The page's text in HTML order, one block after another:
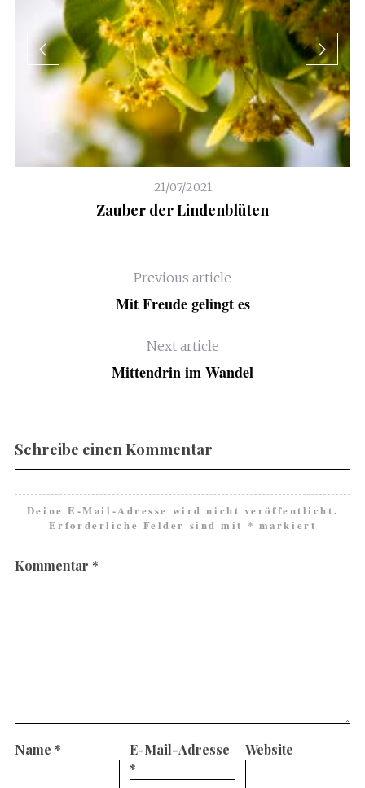
21/07/2021
Zauber der Lindenblüten
Previous article
Mit Freude gelingt es
Next article
Mittendrin im Wandel
Schreibe einen Kommentar
Deine E-Mail-Adresse wird nicht veröffentlicht.
Erforderliche Felder sind mit * markiert
Kommentar *
Name *
E-Mail-Adresse
*
Website